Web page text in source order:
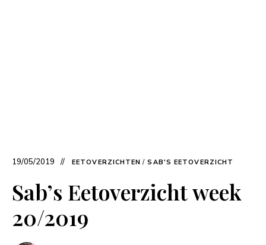
19/05/2019 EETOVERZICHTEN / SAB'S EETOVERZICHT
Sab’s Eetoverzicht week
20/2019